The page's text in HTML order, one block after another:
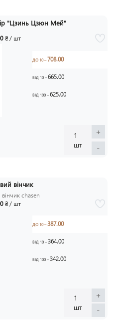
"Цзинь Цзюн Мей"
₴ / шт
ДО 10 –708.00
ВІД 10 –665.00
ВІД 100 –625.00
1
шт
+
-
вінчик
chasen
₴ / шт
ДО 10 –387.00
ВІД 10 –364.00
ВІД 100 –342.00
1
шт
+
-